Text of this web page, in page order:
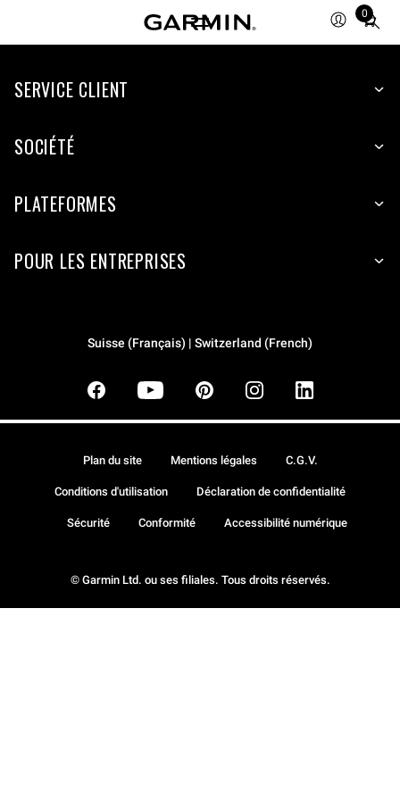
0
Total
items
cart:
SERVICE CLIENT
SOCIÉTÉ
PLATEFORMES
POUR LES ENTREPRISES
Suisse (Français) | Switzerland (French)
© Garmin Ltd. ou ses filiales. Tous droits réservés.
Plan du site Mentions légales C.G.V.
Conditions d'utilisation Déclaration de confidentialité
Sécurité Conformité Accessibilité numérique